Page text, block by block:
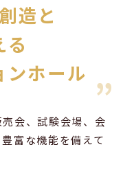
造と
る
ンホール
会、試験会場、会
富な機能を備えて